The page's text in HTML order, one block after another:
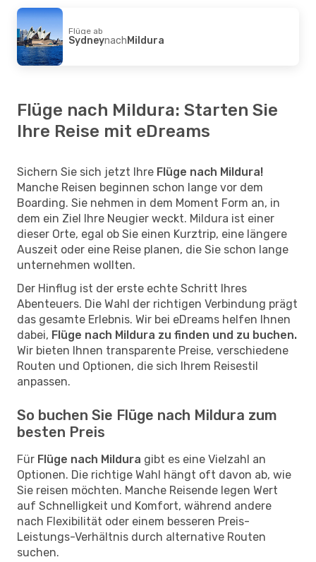
Flüge ab
SydneynachMildura
Flüge nach Mildura: Starten Sie
Ihre Reise mit eDreams
Sichern Sie sich jetzt Ihre Flüge nach Mildura!
Manche Reisen beginnen schon lange vor dem
Boarding. Sie nehmen in dem Moment Form an, in
dem ein Ziel Ihre Neugier weckt. Mildura ist einer
dieser Orte, egal ob Sie einen Kurztrip, eine längere
Auszeit oder eine Reise planen, die Sie schon lange
unternehmen wollten.
Der Hinflug ist der erste echte Schritt Ihres
Abenteuers. Die Wahl der richtigen Verbindung prägt
das gesamte Erlebnis. Wir bei eDreams helfen Ihnen
dabei, Flüge nach Mildura zu finden und zu buchen.
Wir bieten Ihnen transparente Preise, verschiedene
Routen und Optionen, die sich Ihrem Reisestil
anpassen.
So buchen Sie Flüge nach Mildura zum
besten Preis
Für Flüge nach Mildura gibt es eine Vielzahl an
Optionen. Die richtige Wahl hängt oft davon ab, wie
Sie reisen möchten. Manche Reisende legen Wert
auf Schnelligkeit und Komfort, während andere
nach Flexibilität oder einem besseren Preis-
Leistungs-Verhältnis durch alternative Routen
suchen.